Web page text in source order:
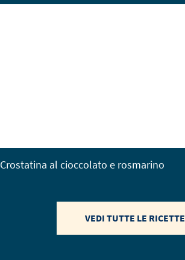
Crostatina al cioccolato e rosmarino
VEDI TUTTE LE RICETTE